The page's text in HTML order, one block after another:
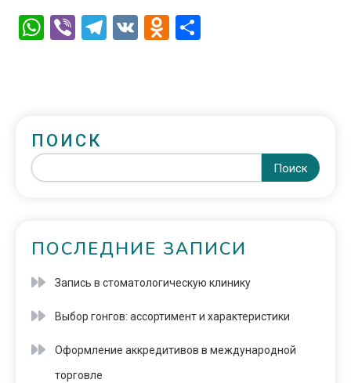
WhatsApp
ViberTelegram
VK Odnoklassniki
ПОИСК
Поиск
ПОСЛЕДНИЕ ЗАПИСИ
Запись в стоматологическую клинику
Выбор гонгов: ассортимент и характеристики
Оформление аккредитивов в международной
торговле